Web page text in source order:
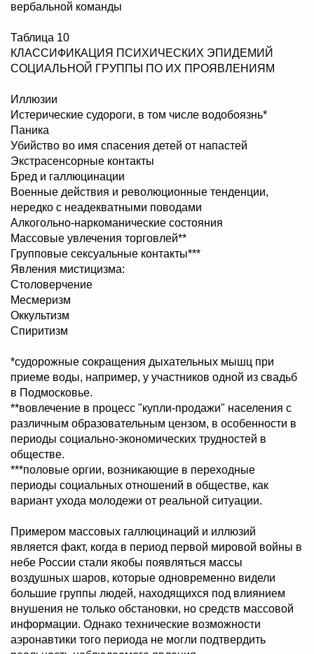
вербальной команды
Таблица 10
КЛАССИФИКАЦИЯ ПСИХИЧЕСКИХ ЭПИДЕМИЙ
СОЦИАЛЬНОЙ ГРУППЫ ПО ИХ ПРОЯВЛЕНИЯМ
Иллюзии
Истерические судороги, в том числе водобоязнь*
Паника
Убийство во имя спасения детей от напастей
Экстрасенсорные контакты
Бред и галлюцинации
Военные действия и революционные тенденции,
нередко с неадекватными поводами
Алкогольно-наркоманические состояния
Массовые увлечения торговлей**
Групповые сексуальные контакты***
Явления мистицизма:
Столоверчение
Месмеризм
Оккультизм
Спиритизм
*судорожные сокращения дыхательных мышц при
приеме воды, например, у участников одной из свадьб
в Подмосковье.
**вовлечение в процесс "купли-продажи" населения с
различным образовательным цензом, в особенности в
периоды социально-экономических трудностей в
обществе.
***половые оргии, возникающие в переходные
периоды социальных отношений в обществе, как
вариант ухода молодежи от реальной ситуации.
Примером массовых галлюцинаций и иллюзий
является факт, когда в период первой мировой войны в
небе России стали якобы появляться массы
воздушных шаров, которые одновременно видели
большие группы людей, находящихся под влиянием
внушения не только обстановки, но средств массовой
информации. Однако технические возможности
аэронавтики того периода не могли подтвердить